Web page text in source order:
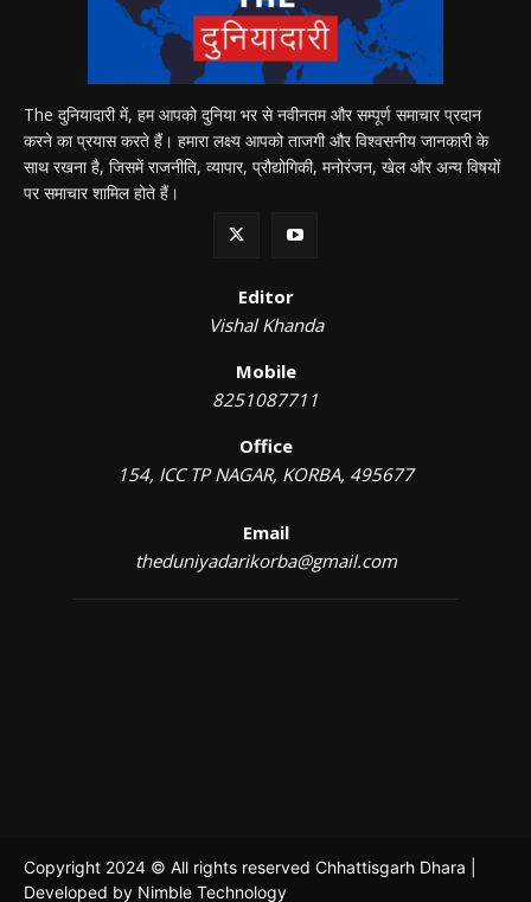
The दुनियादारी में, हम आपको दुनिया भर से नवीनतम और सम्पूर्ण समाचार प्रदान
करने का प्रयास करते हैं। हमारा लक्ष्य आपको ताजगी और विश्वसनीय जानकारी के
साथ रखना है, जिसमें राजनीति, व्यापार, प्रौद्योगिकी, मनोरंजन, खेल और अन्य विषयों
पर समाचार शामिल होते हैं।
Editor
Vishal Khanda
Mobile
8251087711
Office
154, ICC TP NAGAR, KORBA, 495677
Email
theduniyadarikorba@gmail.com
Copyright 2024 © All rights reserved Chhattisgarh Dhara |
Developed by Nimble Technology